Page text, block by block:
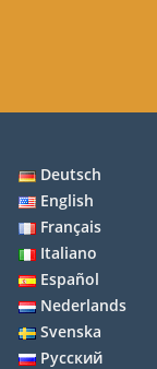
Deutsch
English
Français
Italiano
Español
Nederlands
Svenska
Русский